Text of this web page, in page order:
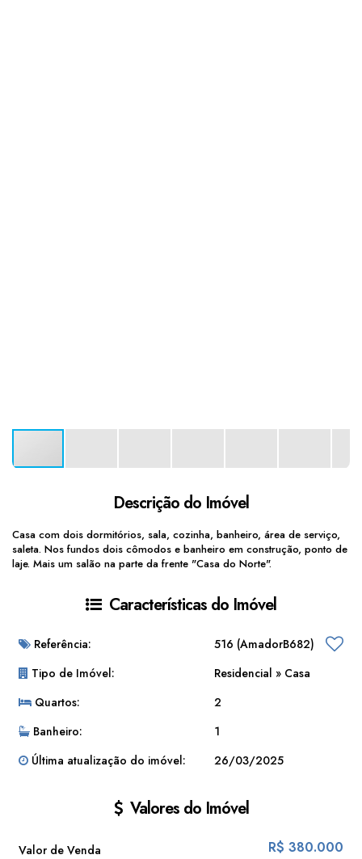
Descrição do Imóvel
Casa com dois dormitórios, sala, cozinha, banheiro, área de serviço,
saleta. Nos fundos dois cômodos e banheiro em construção, ponto de
laje. Mais um salão na parte da frente "Casa do Norte".
Características do Imóvel
Referência: 516 (AmadorB682)
Tipo de Imóvel:
Residencial » Casa
Quartos:
2
Banheiro:
1
Última atualização do imóvel:
26/03/2025
Valores do Imóvel
R$ 380.000
Valor de Venda